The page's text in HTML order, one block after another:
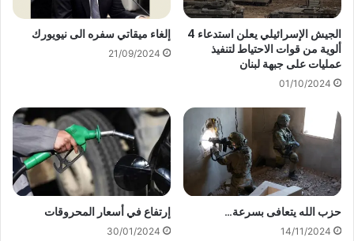
الجيش الإسرائيلي يعلن استدعاء 4
ألوية من قوات الاحتياط لتنفيذ
عمليات على جبهة لبنان
01/10/2024
إلغاء ميقاتي سفره الى نيويورك
21/09/2024
حزب الله يتعافى بسرعة…
14/11/2024
إرتفاع في أسعار المحروقات
30/01/2024